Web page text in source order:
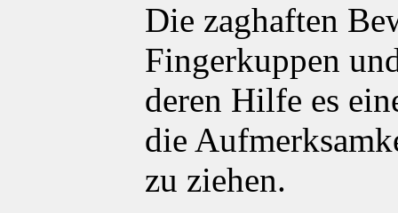
Die zaghaften
Fingerkuppen
deren Hilfe es
die
zu ziehen.